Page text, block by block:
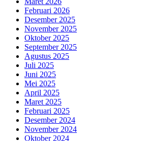
Februari 2026
Desember 2025
November 2025
Oktober 2025
September 2025
Agustus 2025
Juli 2025
Juni 2025
Mei 2025
April 2025
Maret 2025
Februari 2025
Desember 2024
November 2024
Oktober 2024